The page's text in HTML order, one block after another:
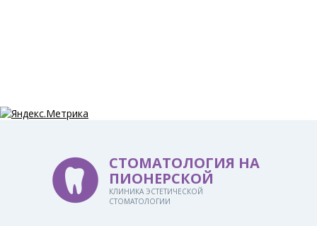
СТОМАТОЛОГИЯ НА
ПИОНЕРСКОЙ
КЛИНИКА ЭСТЕТИЧЕСКОЙ
СТОМАТОЛОГИИ